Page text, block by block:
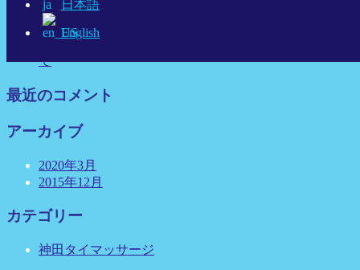
日本語
English
link
神田チェンマイリラックス タイ古式マッサージについ
て
最近のコメント
アーカイブ
2020年3月
2015年12月
カテゴリー
神田タイマッサージ